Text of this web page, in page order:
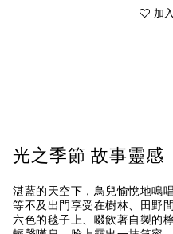
加
光之季節 故事靈感
湛藍的天空下，鳥兒愉悅地鳴
等不及出門享受在樹林、田野
六色的毯子上、啜飲著自製的